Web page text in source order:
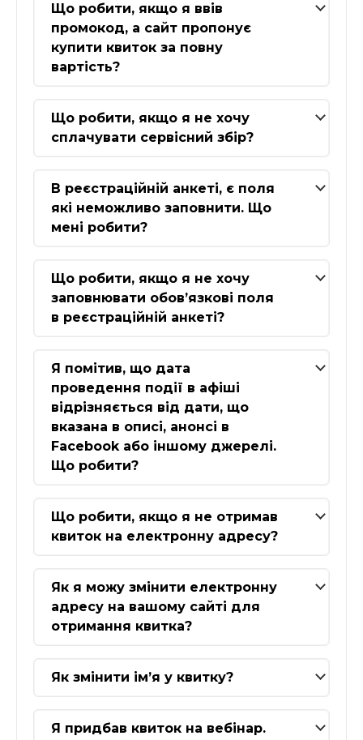
Що робити, якщо я ввів
промокод, а сайт пропонує
купити квиток за повну
вартість?
Що робити, якщо я не хочу
сплачувати сервісний збір?
В реєстраційній анкеті, є поля
які неможливо заповнити. Що
мені робити?
Що робити, якщо я не хочу
заповнювати обов’язкові поля
в реєстраційній анкеті?
Я помітив, що дата
проведення події в афіші
відрізняється від дати, що
вказана в описі, анонсі в
Facebook або іншому джерелі.
Що робити?
Що робити, якщо я не отримав
квиток на електронну адресу?
Як я можу змінити електронну
адресу на вашому сайті для
отримання квитка?
Як змінити ім’я у квитку?
Я придбав квиток на вебінар.